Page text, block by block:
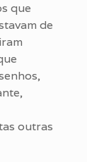
que
de
outras